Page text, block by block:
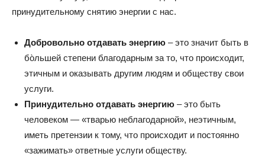
принудительному снятию энергии с нас.
Добровольно отдавать энергию – это значит быть в
бо̀льшей степени благодарным за то, что происходит,
этичным и оказывать другим людям и обществу свои
услуги.
Принудительно отдавать энергию – это быть
человеком — «тварью неблагодарной», неэтичным,
иметь претензии к тому, что происходит и постоянно
«зажимать» ответные услуги обществу.